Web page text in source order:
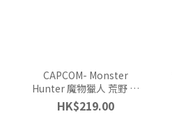
CAPCOM- Monster
Hunter 魔物獵人 荒野 毛
絨公仔吊飾: 艾露貓泰迪熊
(花舞)
HK$219.00